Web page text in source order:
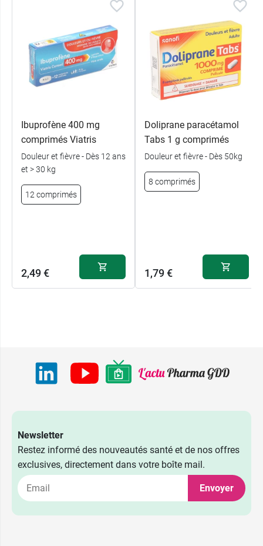
Ibuprofène 400 mg
comprimés Viatris
Douleur et fièvre - Dès 12 ans
et > 30 kg
12 comprimés
2,49 €
Doliprane paracétamol
Tabs 1 g comprimés
Douleur et fièvre - Dès 50kg
8 comprimés
1,79 €
Newsletter
Restez informé des nouveautés santé et de nos offres
exclusives, directement dans votre boîte mail.
Envoyer